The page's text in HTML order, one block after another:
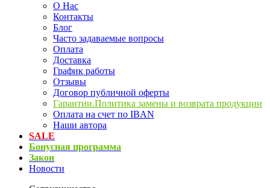
О Нас
Контакты
Блог
Часто задаваемые вопросы
Оплата
Доставка
График работы
Отзывы
Договор публичной оферты
Гарантии.Политика замены и возврата продукции
Оплата на счет по IBAN
Наши автора
SALE
Бонусная программа
Закон
Новости